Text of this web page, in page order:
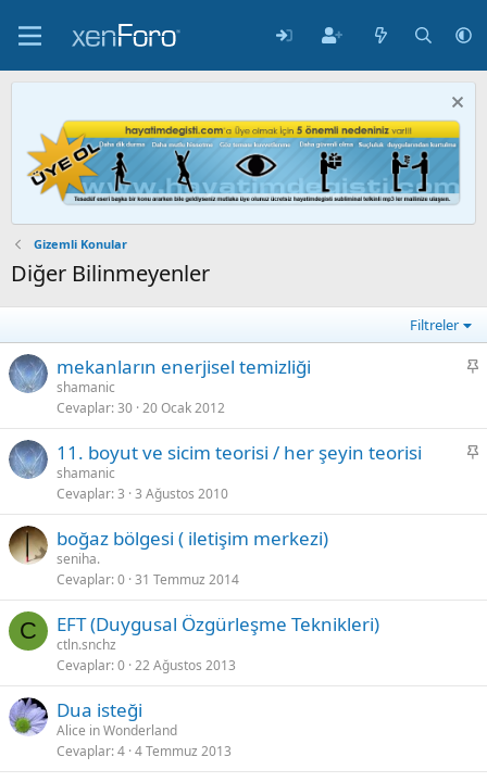
Gizemli Konular
Diğer Bilinmeyenler
Filtreler
S
i
t
mekanların enerjisel temizliği
shamanic
Cevaplar 30 20 Ocak 2012
S
i
11. boyut ve sicim teorisi / her şeyin teorisi
shamanic
Cevaplar 3 3 Ağustos 2010
boğaz bölgesi ( iletişim merkezi)
seniha.
Cevaplar 0 31 Temmuz 2014
C EFT (Duygusal Özgürleşme Teknikleri)
ctln.snchz
Cevaplar 0 22 Ağustos 2013
Dua isteği
Alice in Wonderland
Cevaplar 4 4 Temmuz 2013